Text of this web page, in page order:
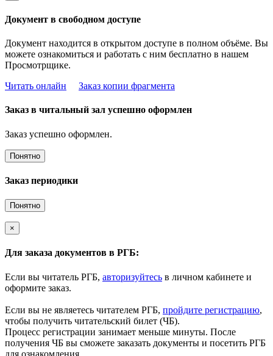
Документ в свободном доступе
Документ находится в открытом доступе в полном объёме. Вы
можете ознакомиться и работать с ним бесплатно в нашем
Просмотрщике.
Читать онлайн
Заказ копии фрагмента
Заказ в читальный зал успешно оформлен
Заказ успешно оформлен.
Понятно
Заказ периодики
Понятно
×
Для заказа документов в РГБ:
Если вы читатель РГБ, авторизуйтесь в личном кабинете и
оформите заказ.
Если вы не являетесь читателем РГБ, пройдите регистрацию,
чтобы получить читательский билет (ЧБ).
Процесс регистрации занимает меньше минуты. После
получения ЧБ вы сможете заказать документы и посетить РГБ
для ознакомления.